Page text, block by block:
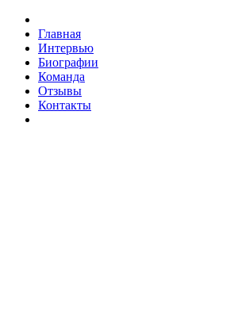
Главная
Интервью
Биографии
Команда
Отзывы
Контакты